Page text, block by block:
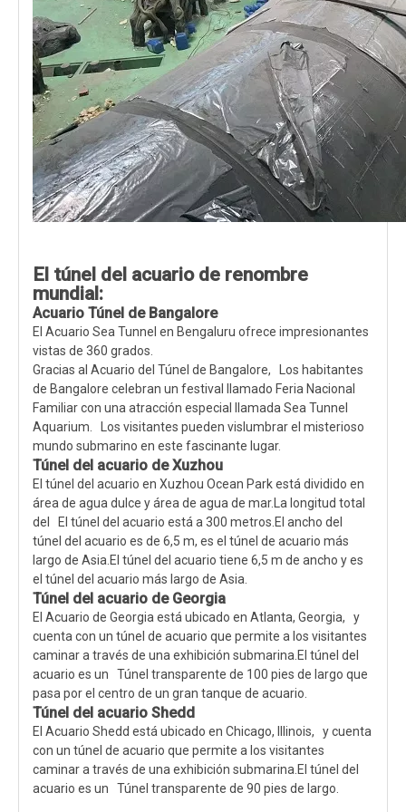
El túnel del acuario de renombre
mundial:
Acuario Túnel de Bangalore
El Acuario Sea Tunnel en Bengaluru ofrece impresionantes
vistas de 360 ​​grados.
Gracias al Acuario del Túnel de Bangalore, Los habitantes
de Bangalore celebran un festival llamado Feria Nacional
Familiar con una atracción especial llamada Sea Tunnel
Aquarium. Los visitantes pueden vislumbrar el misterioso
mundo submarino en este fascinante lugar.
Túnel del acuario de Xuzhou
El túnel del acuario en Xuzhou Ocean Park está dividido en
área de agua dulce y área de agua de mar.La longitud total
del El túnel del acuario está a 300 metros.El ancho del
túnel del acuario es de 6,5 m, es el túnel de acuario más
largo de Asia.El túnel del acuario tiene 6,5 m de ancho y es
el túnel del acuario más largo de Asia.
Túnel del acuario de Georgia
El Acuario de Georgia está ubicado en Atlanta, Georgia, y
cuenta con un túnel de acuario que permite a los visitantes
caminar a través de una exhibición submarina.El túnel del
acuario es un Túnel transparente de 100 pies de largo que
pasa por el centro de un gran tanque de acuario.
Túnel del acuario Shedd
El Acuario Shedd está ubicado en Chicago, Illinois, y cuenta
con un túnel de acuario que permite a los visitantes
caminar a través de una exhibición submarina.El túnel del
acuario es un Túnel transparente de 90 pies de largo.